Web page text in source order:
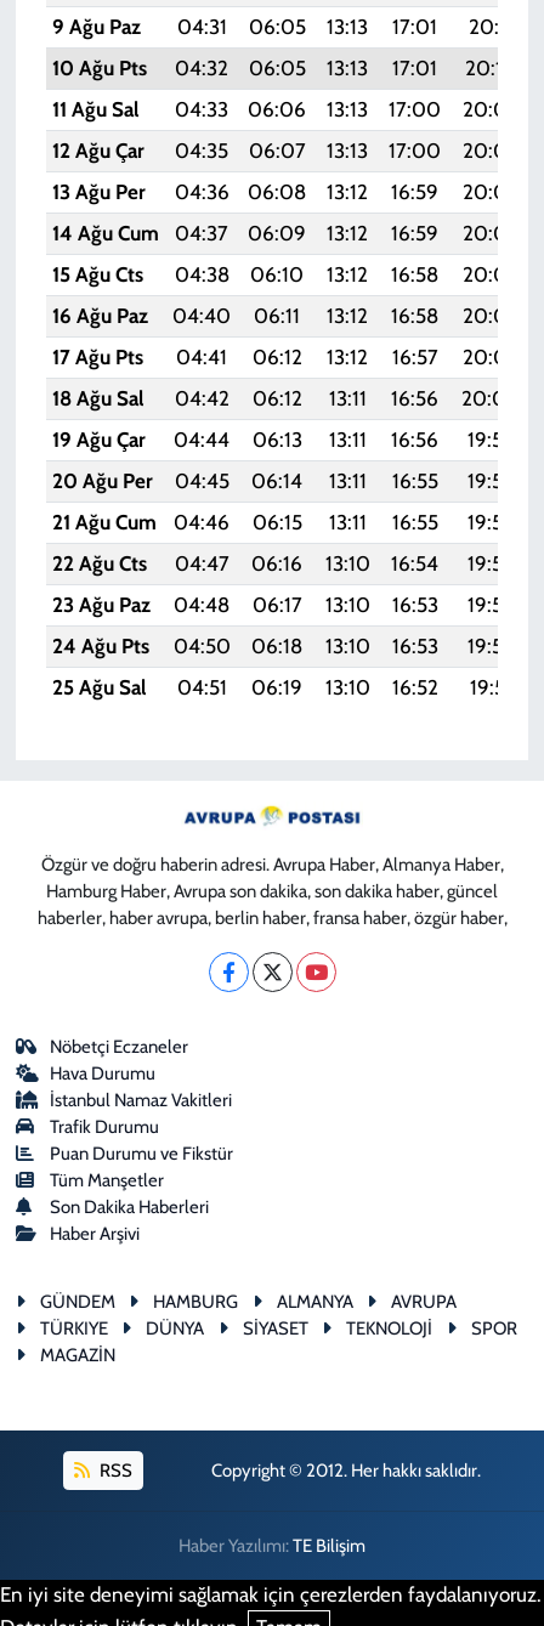
9 Ağu Paz
04:31 06:05 13:13 17:01 20:11
10 Ağu Pts
04:32 06:05 13:13 17:01 20:10
11 Ağu Sal
04:33 06:06 13:13 17:00 20:09
12 Ağu Çar
04:35 06:07 13:13 17:00 20:08
13 Ağu Per
04:36 06:08 13:12 16:59 20:07
14 Ağu Cum
04:37 06:09 13:12 16:59 20:05
15 Ağu Cts
04:38 06:10 13:12 16:58 20:04
16 Ağu Paz
04:40 06:11 13:12 16:58 20:03
17 Ağu Pts
04:41 06:12 13:12 16:57 20:02
18 Ağu Sal
04:42 06:12 13:11 16:56 20:00
19 Ağu Çar
04:44 06:13 13:11 16:56 19:59
20 Ağu Per
04:45 06:14 13:11 16:55 19:58
21 Ağu Cum
04:46 06:15 13:11 16:55 19:56
22 Ağu Cts
04:47 06:16 13:10 16:54 19:55
23 Ağu Paz
04:48 06:17 13:10 16:53 19:53
24 Ağu Pts
04:50 06:18 13:10 16:53 19:52
25 Ağu Sal
04:51 06:19 13:10 16:52 19:51
Özgür ve doğru haberin adresi. Avrupa Haber, Almanya Haber,
Hamburg Haber, Avrupa son dakika, son dakika haber, güncel
haberler, haber avrupa, berlin haber, fransa haber, özgür haber,
Nöbetçi Eczaneler
Hava Durumu
İstanbul Namaz Vakitleri
Trafik Durumu
Puan Durumu ve Fikstür
Tüm Manşetler
Son Dakika Haberleri
Haber Arşivi
GÜNDEM HAMBURG ALMANYA
AVRUPA
TÜRKIYE
DÜNYA SİYASET TEKNOLOJİ
SPOR
MAGAZİN
RSS Copyright © 2012. Her hakkı saklıdır.
Haber Yazılımı:TE Bilişim
En iyi site deneyimi sağlamak için çerezlerden faydalanıyoruz.